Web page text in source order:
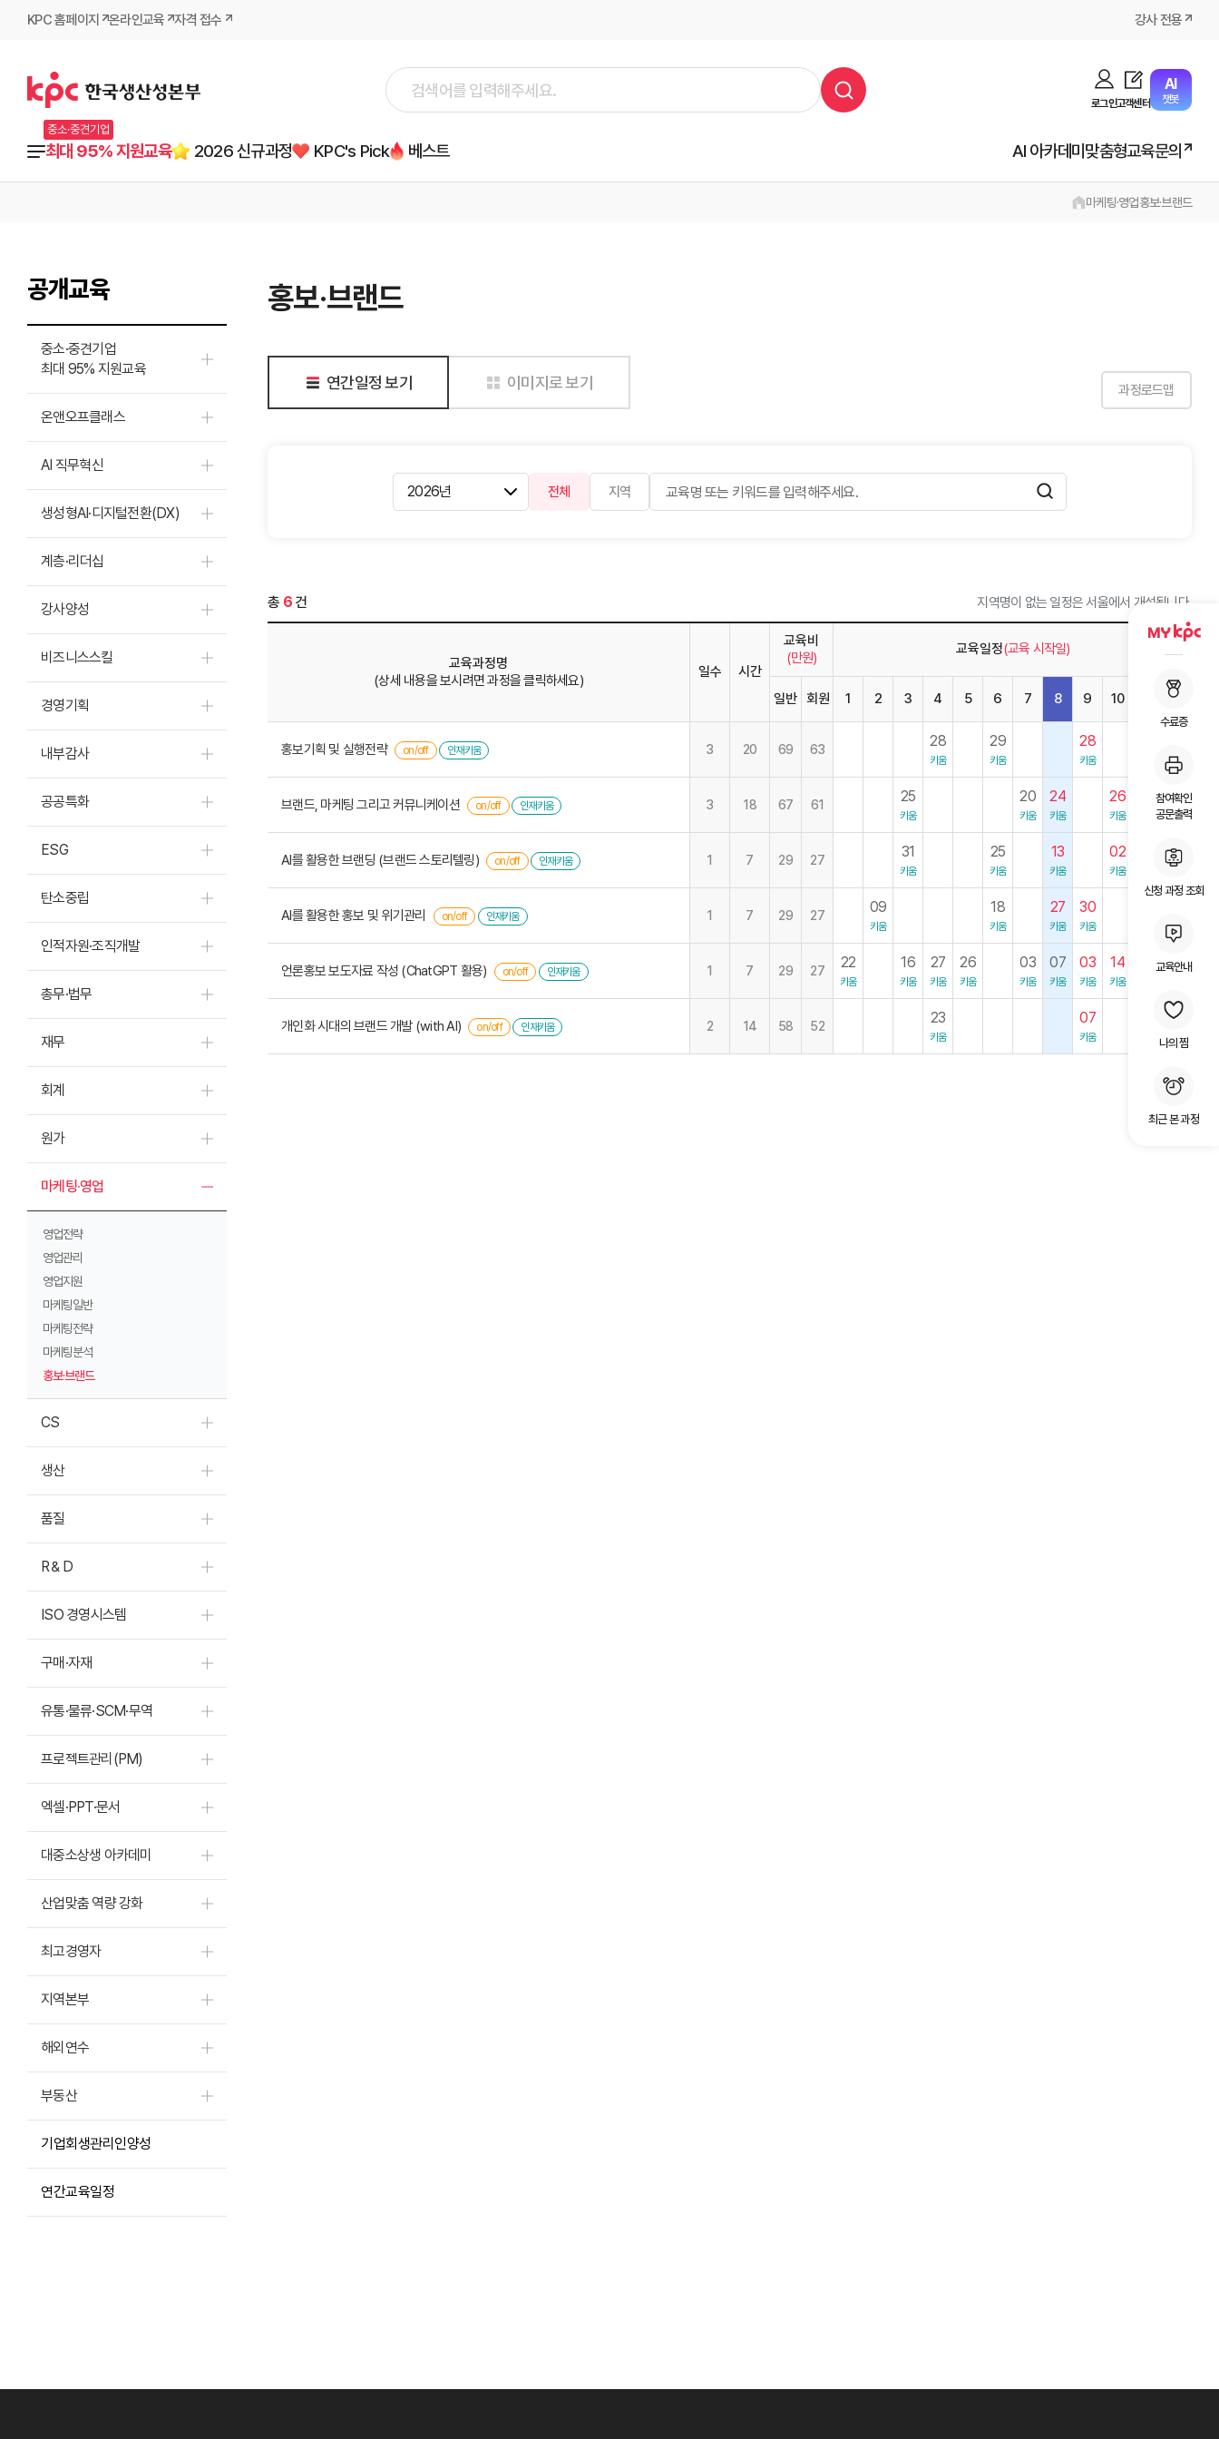
KPC 홈페이지 온라인교육 자격 접수 강사 전용
로그인고객센터
AI
챗봇
중소·중견기업
최대 95% 지원교육 2026 신규과정 KPC's Pick 베스트 AI 아카데미 맞춤형교육문의
수료증
참여확인
공문출력
신청 과정 조회
교육안내
나의 찜
최근 본 과정
마케팅·영업홍보·브랜드
공개교육
중소·중견기업
최대 95% 지원교육
온앤오프클래스
AI 직무혁신
생성형AI·디지털전환(DX)
계층·리더십
강사양성
비즈니스스킬
경영기획
내부감사
공공특화
ESG
탄소중립
인적자원·조직개발
총무·법무
재무
회계
원가
마케팅·영업
영업전략
영업관리
영업지원
마케팅일반
마케팅전략
마케팅분석
홍보·브랜드
CS
생산
품질
R＆D
ISO 경영시스템
구매·자재
유통·물류·SCM·무역
프로젝트관리(PM)
엑셀·PPT·문서
대중소상생 아카데미
산업맞춤 역량 강화
최고경영자
지역본부
해외연수
부동산
기업회생관리인양성
연간교육일정
홍보·브랜드
연간일정 보기 이미지로 보기 과정로드맵
전체 지역
총 6건 지역명이 없는 일정은 서울에서 개설됩니다.
교육과정명
(상세 내용을 보시려면 과정을 클릭하세요)
일수 시간
교육비
(만원)
교육일정(교육 시작일)
일반 회원 1 2 3 4 5 6 7 8 9 10 12
홍보기획 및 실행전략 on/off 인재키움 3 20 69 63 28
키움
29
키움
28
키움 키움
브랜드, 마케팅 그리고 커뮤니케이션 on/off 인재키움 3 18 67 61 25
키움
20
키움
24
키움
26
키움 키움
AI를 활용한 브랜딩 (브랜드 스토리텔링) on/off 인재키움 1 7 29 27 31
키움
25
키움
13
키움
02
키움
AI를 활용한 홍보 및 위기관리 on/off 인재키움 1 7 29 27 09
키움
18
키움
27
키움
30
키움 키움
언론홍보 보도자료 작성 (ChatGPT 활용) on/off 인재키움 1 7 29 27 22
키움
16
키움
27
키움
26
키움
03
키움
07
키움
03
키움
14
키움
03
개인화 시대의 브랜드 개발 (with AI) on/off 인재키움 2 14 58 52 23
키움
07
키움